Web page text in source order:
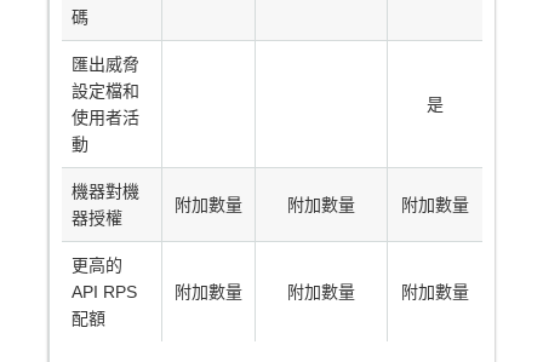
碼
匯出威脅
設定檔和
使用者活
動
是
機器對機
器授權
附加數量 附加數量 附加數量
更高的
API RPS
配額
附加數量 附加數量 附加數量